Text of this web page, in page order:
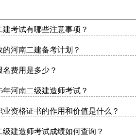
建考试有哪些注意事项？
河南二建备考计划？
费用是多少？
年河南二级建造师考试？
业资格证书的作用和价值是什么？
级建造师考试成绩如何查询？